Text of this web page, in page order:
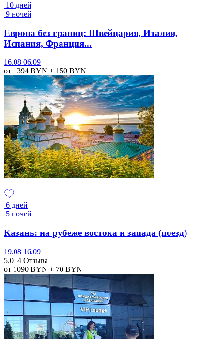
10 дней
9 ночей
Европа без границ: Швейцария, Италия,
Испания, Франция...
16.08 06.09
от 1394 BYN + 150 BYN
6 дней
5 ночей
Казань: на рубеже востока и запада (поезд)
19.08 16.09
5.0 4 Отзыва
от 1090 BYN + 70 BYN